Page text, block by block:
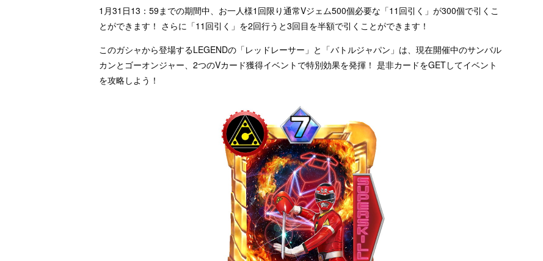
1月31日13：59までの期間中、お一人様1回限り通常Vジェム500個必要な「11回引く」が300個で引くこ
とができます！ さらに「11回引く」を2回行うと3回目を半額で引くことができます！
このガシャから登場するLEGENDの「レッドレーサー」と「バトルジャパン」は、現在開催中のサンバル
カンとゴーオンジャー、2つのVカード獲得イベントで特別効果を発揮！ 是非カードをGETしてイベント
を攻略しよう！